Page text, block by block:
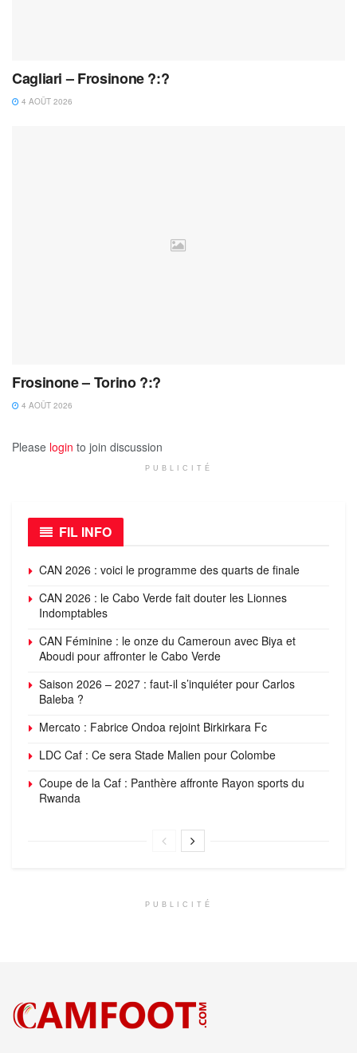
Cagliari – Frosinone ?:?
4 AOÛT 2026
Frosinone – Torino ?:?
4 AOÛT 2026
Please login to join discussion
PUBLICITÉ
FIL INFO
CAN 2026 : voici le programme des quarts de finale
CAN 2026 : le Cabo Verde fait douter les Lionnes
Indomptables
CAN Féminine : le onze du Cameroun avec Biya et
Aboudi pour affronter le Cabo Verde
Saison 2026 – 2027 : faut-il s’inquiéter pour Carlos
Baleba ?
Mercato : Fabrice Ondoa rejoint Birkirkara Fc
LDC Caf : Ce sera Stade Malien pour Colombe
Coupe de la Caf : Panthère affronte Rayon sports du
Rwanda
PUBLICITÉ